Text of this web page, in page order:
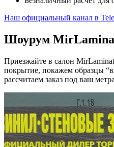
Наш официальный канал в
Шоурум
Приезжайте в салон
покрытие, покажем образцы
рассчитаем заказ под ваш